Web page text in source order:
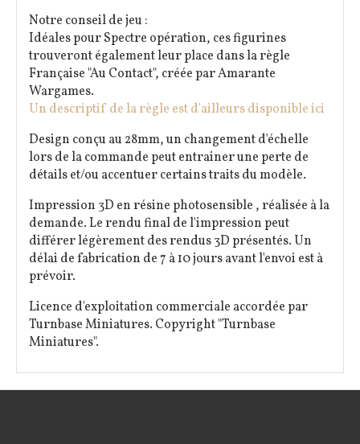
Notre conseil de jeu :
Idéales pour Spectre opération, ces figurines
trouveront également leur place dans la règle
Française "Au Contact", créée par Amarante
Wargames.
Un descriptif de la règle est d'ailleurs disponible ici
Design conçu au 28mm, un changement d'échelle
lors de la commande peut entrainer une perte de
détails et/ou accentuer certains traits du modèle.
Impression 3D en résine photosensible , réalisée à la
demande. Le rendu final de l'impression peut
différer légèrement des rendus 3D présentés. Un
délai de fabrication de 7 à 10 jours avant l'envoi est à
prévoir.
Licence d'exploitation commerciale accordée par
Turnbase Miniatures. Copyright "Turnbase
Miniatures".